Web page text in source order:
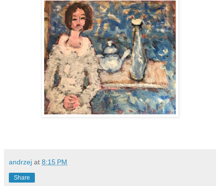
andrzej at 8:15 PM
Share